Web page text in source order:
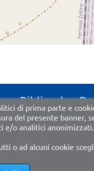
Bibliando -
di prima parte e
del presente banner,
e/o analitici anonimizzati.
o ad alcuni cookie